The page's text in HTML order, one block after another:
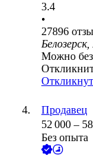
3.4
•
27896
Можно
Продавец
52 000 –
Без опыта